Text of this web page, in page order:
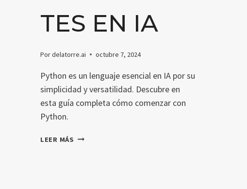
TES EN IA
Pordelatorre.ai octubre 7, 2024
Python es un lenguaje esencial en IA por su
simplicidad y versatilidad. Descubre en
esta guía completa cómo comenzar con
Python.
LEER MÁS QUÉ